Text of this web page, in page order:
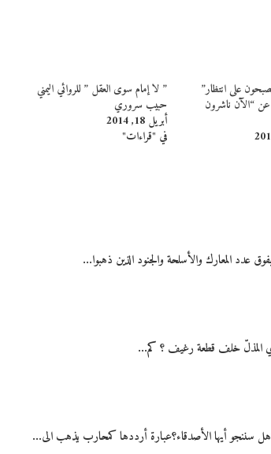
على انتظار”
“الآن ناشرون
” لا إمام سوى العقل ” للروائي اليمني
حبيب سروري
أبريل 18, 2014
في "قراءات"
عدد المعارك والأسلحة والجنود الذين ذهبوا…
المذلّ خلف قطعة رغيف ؟ كم…
أيها الأصدقاء؟عبارة أرددها كمحارب يذهب الى…